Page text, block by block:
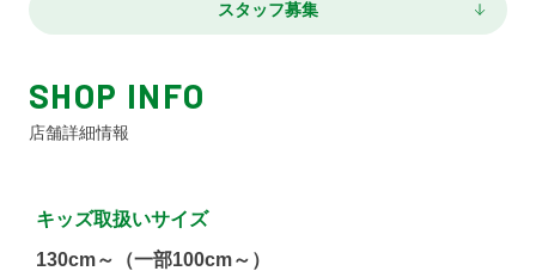
スタッフ募集
SHOP INFO
店舗詳細情報
キッズ取扱いサイズ
130cm～（一部100cm～）